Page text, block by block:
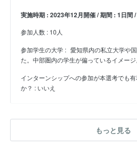
実施時期 : 2023年12月開催 / 期間 : 1日間
参加人数 : 10人
参加学生の大学 : 愛知県内の私立大学や
た。中部圏内の学生が偏っているイメージ
インターンシップへの参加が本選考でも
か？ : いいえ
もっと見る